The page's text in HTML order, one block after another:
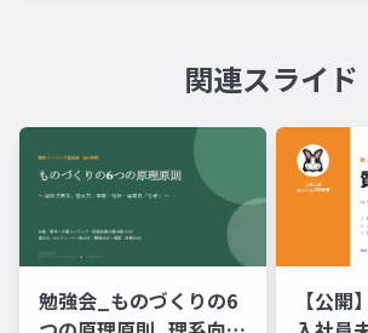
関連スライド
勉強会_ものづくりの6
【公